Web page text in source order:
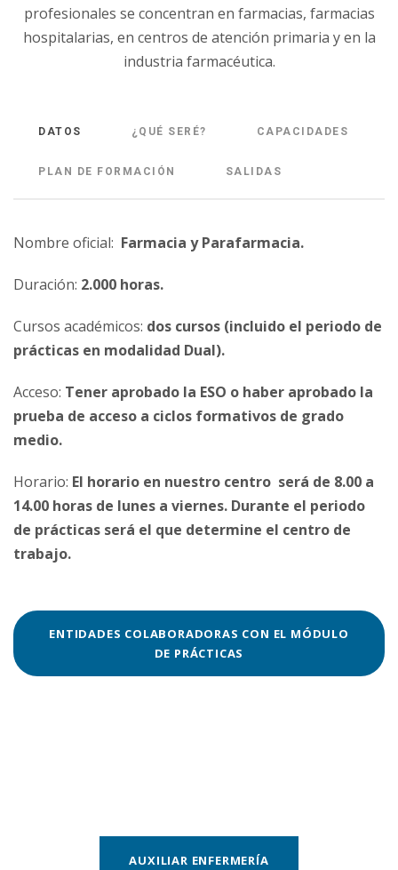
profesionales se concentran en farmacias, farmacias
hospitalarias, en centros de atención primaria y en la
industria farmacéutica.
DATOS ¿QUÉ SERÉ? CAPACIDADES
PLAN DE FORMACIÓN SALIDAS
Nombre oficial: Farmacia y Parafarmacia.
Duración: 2.000 horas.
Cursos académicos: dos cursos (incluido el periodo de
prácticas en modalidad Dual).
Acceso: Tener aprobado la ESO o haber aprobado la
prueba de acceso a ciclos formativos de grado
medio.
Horario: El horario en nuestro centro será de 8.00 a
14.00 horas de lunes a viernes. Durante el periodo
de prácticas será el que determine el centro de
trabajo.
ENTIDADES COLABORADORAS CON EL MÓDULO
DE PRÁCTICAS
AUXILIAR ENFERMERÍA